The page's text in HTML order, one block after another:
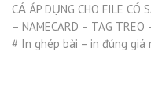
CẢ ÁP DỤNG CHO FILE CÓ
– NAMECARD – TAG
# In ghép bài – in đúng